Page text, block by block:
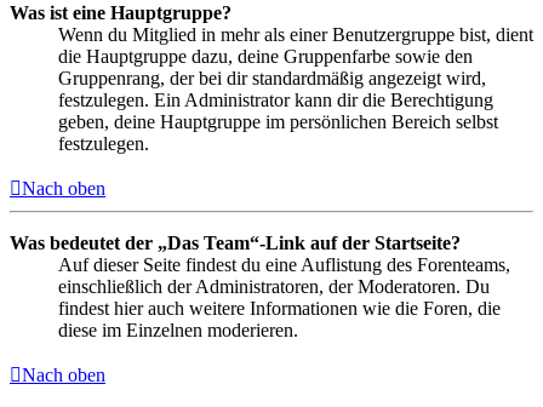
Was ist eine Hauptgruppe?
Wenn du Mitglied in mehr als einer Benutzergruppe bist, dient
die Hauptgruppe dazu, deine Gruppenfarbe sowie den
Gruppenrang, der bei dir standardmäßig angezeigt wird,
festzulegen. Ein Administrator kann dir die Berechtigung
geben, deine Hauptgruppe im persönlichen Bereich selbst
festzulegen.
Nach oben
Was bedeutet der „Das Team“-Link auf der Startseite?
Auf dieser Seite findest du eine Auflistung des Forenteams,
einschließlich der Administratoren, der Moderatoren. Du
findest hier auch weitere Informationen wie die Foren, die
diese im Einzelnen moderieren.
Nach oben